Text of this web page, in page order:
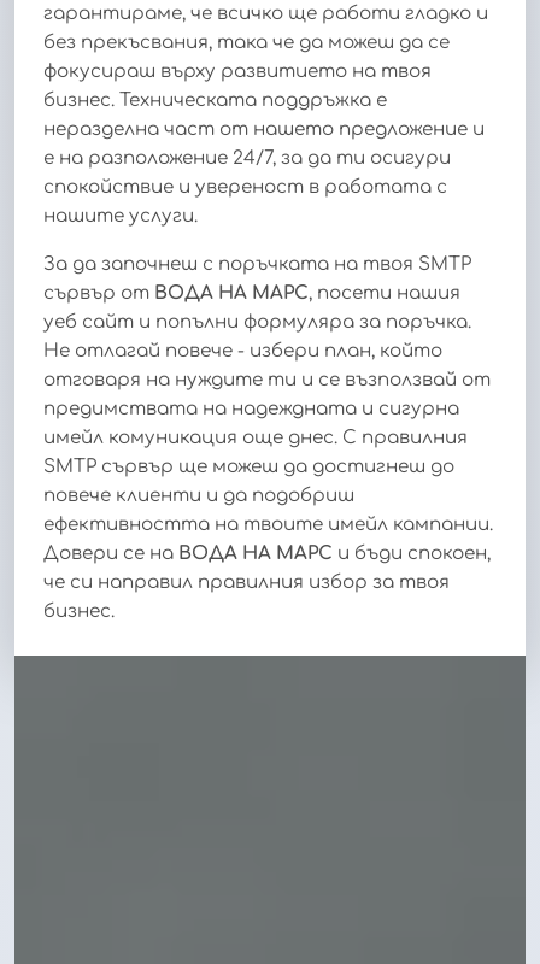
гарантираме, че всичко ще работи гладко и
без прекъсвания, така че да можеш да се
фокусираш върху развитието на твоя
бизнес. Техническата поддръжка е
неразделна част от нашето предложение и
е на разположение 24/7, за да ти осигури
спокойствие и увереност в работата с
нашите услуги.
За да започнеш с поръчката на твоя SMTP
сървър от ВОДА НА МАРС, посети нашия
уеб сайт и попълни формуляра за поръчка.
Не отлагай повече - избери план, който
отговаря на нуждите ти и се възползвай от
предимствата на надеждната и сигурна
имейл комуникация още днес. С правилния
SMTP сървър ще можеш да достигнеш до
повече клиенти и да подобриш
ефективността на твоите имейл кампании.
Довери се на ВОДА НА МАРС и бъди спокоен,
че си направил правилния избор за твоя
бизнес.